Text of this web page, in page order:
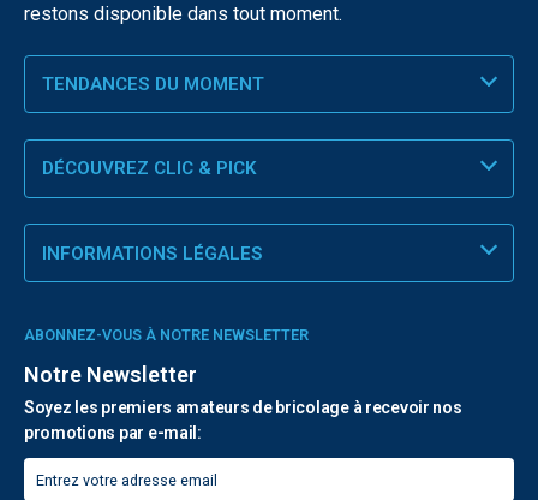
restons disponible dans tout moment.
TENDANCES DU MOMENT
DÉCOUVREZ CLIC & PICK
INFORMATIONS LÉGALES
ABONNEZ-VOUS À NOTRE NEWSLETTER
Notre Newsletter
Soyez les premiers amateurs de bricolage à recevoir nos
promotions par e-mail: